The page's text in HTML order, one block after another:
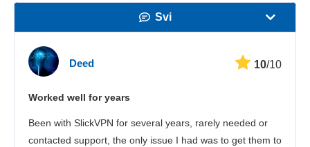
Svi
Korisnička služba
Deed 10/10
Worked well for years
Been with SlickVPN for several years, rarely needed or
contacted support, the only issue I had was to get them to